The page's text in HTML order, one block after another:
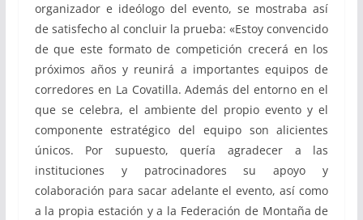
organizador e ideólogo del evento, se mostraba así
de satisfecho al concluir la prueba: «Estoy convencido
de que este formato de competición crecerá en los
próximos años y reunirá a importantes equipos de
corredores en La Covatilla. Además del entorno en el
que se celebra, el ambiente del propio evento y el
componente estratégico del equipo son alicientes
únicos. Por supuesto, quería agradecer a las
instituciones y patrocinadores su apoyo y
colaboración para sacar adelante el evento, así como
a la propia estación y a la Federación de Montaña de